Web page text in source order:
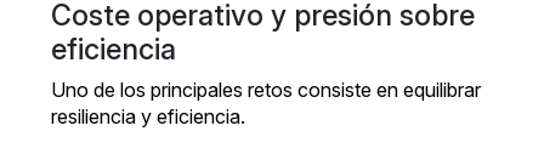
Coste operativo y presión sobre
eficiencia
Uno de los principales retos consiste en equilibrar
resiliencia y eficiencia.